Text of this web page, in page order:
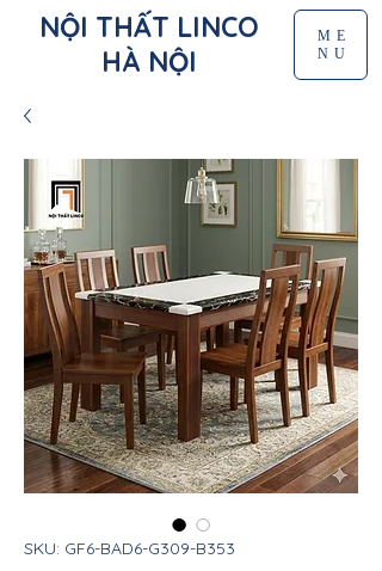
NỘI THẤT LINCO
HÀ NỘI
ME
NU
SKU: GF6-BAD6-G309-B353